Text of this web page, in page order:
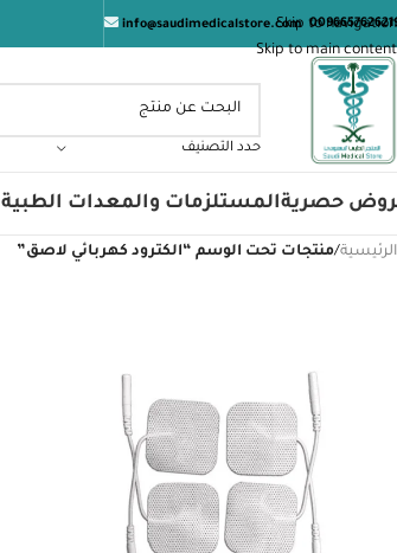
Skip to navigation
Skip to main content
info@saudimedicalstore.com
حدد التصنيف
حصريةالمستلزمات والمعدات الطبية
الرئيسية/منتجات تحت الوسم “الكترود كهربائي لاصق”